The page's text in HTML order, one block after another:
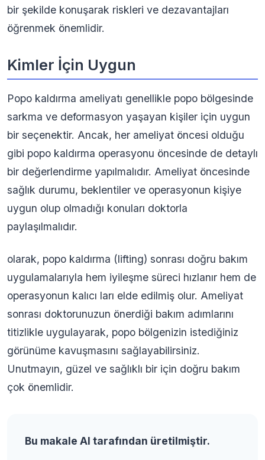
bir şekilde konuşarak riskleri ve dezavantajları
öğrenmek önemlidir.
Kimler İçin Uygun
Popo kaldırma ameliyatı genellikle popo bölgesinde
sarkma ve deformasyon yaşayan kişiler için uygun
bir seçenektir. Ancak, her ameliyat öncesi olduğu
gibi popo kaldırma operasyonu öncesinde de detaylı
bir değerlendirme yapılmalıdır. Ameliyat öncesinde
sağlık durumu, beklentiler ve operasyonun kişiye
uygun olup olmadığı konuları doktorla
paylaşılmalıdır.
olarak, popo kaldırma (lifting) sonrası doğru bakım
uygulamalarıyla hem iyileşme süreci hızlanır hem de
operasyonun kalıcı ları elde edilmiş olur. Ameliyat
sonrası doktorunuzun önerdiği bakım adımlarını
titizlikle uygulayarak, popo bölgenizin istediğiniz
görünüme kavuşmasını sağlayabilirsiniz.
Unutmayın, güzel ve sağlıklı bir için doğru bakım
çok önemlidir.
Bu makale AI tarafından üretilmiştir.